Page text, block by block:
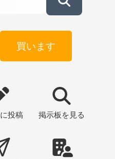
買います
に投稿 掲示板 を見る